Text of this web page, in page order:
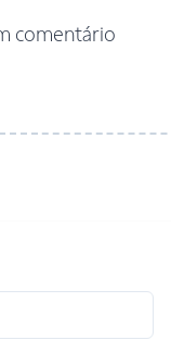
comentário